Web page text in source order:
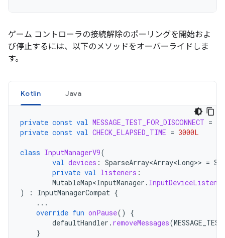
ゲーム コントローラの接続解除のポーリングを開始およ
び停止するには、以下のメソッドをオーバーライドしま
す。
Kotlin Java
private const val MESSAGE_TEST_FOR_DISCONNECT =
private const val CHECK_ELAPSED_TIME = 3000L
class InputManagerV9(
val devices : SparseArray<Array<Long>> =
private val listeners :
MutableMap<InputManager . InputDeviceListener
)
: InputManagerCompat {
...
override fun onPause()
{
defaultHandler . removeMessages(
}